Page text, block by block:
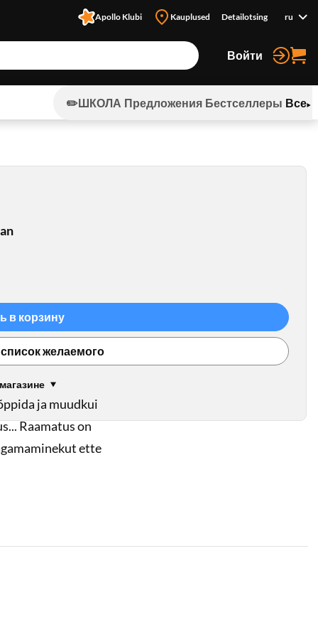
Apollo Klubi Kauplused Detailotsing ru
Войти
✏️ШКОЛА Предложения Бестселлеры Все
ja muudkui
Raamatus on
ette
в корзину
желаемого